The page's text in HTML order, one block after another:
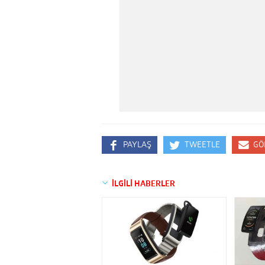
PAYLAŞ TWEETLE
İLGİLİ HABERLER